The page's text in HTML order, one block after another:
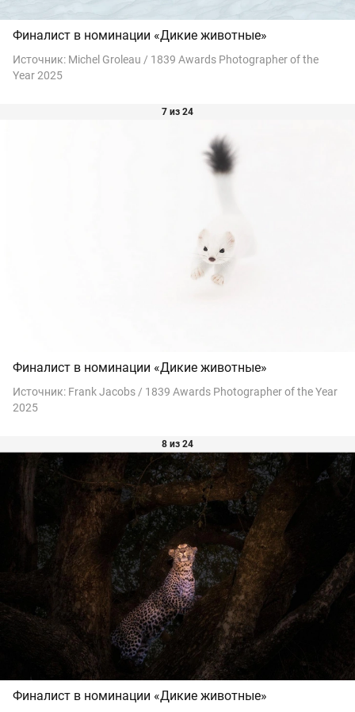
Финалист в номинации «Дикие животные»
Источник: Michel Groleau / 1839 Awards Photographer of the
Year 2025
7 из 24
Финалист в номинации «Дикие животные»
Источник: Frank Jacobs / 1839 Awards Photographer of the Year
2025
8 из 24
Финалист в номинации «Дикие животные»